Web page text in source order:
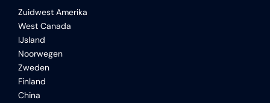
Zuidwest Amerika
West Canada
IJsland
Noorwegen
Zweden
Finland
China